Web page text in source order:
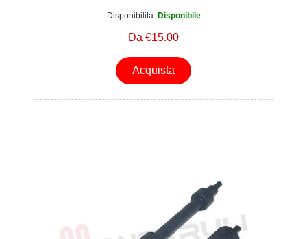
Disponibilità: Disponibile
Da €15.00
Acquista